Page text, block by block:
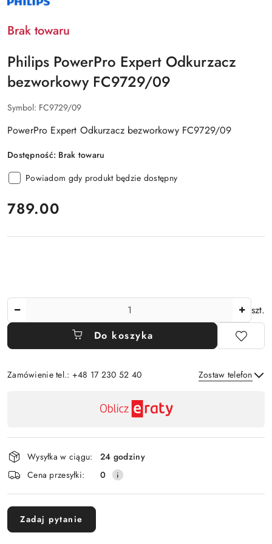
PRODUCENTA:
Brak towaru
Philips PowerPro Expert Odkurzacz
bezworkowy FC9729/09
Symbol: FC9729/09
PowerPro Expert Odkurzacz bezworkowy FC9729/09
Dostępność: Brak towaru
Powiadom gdy produkt będzie dostępny
cena:
789.00
szt.
Do koszyka
Zamówienie tel.: +48 17 230 52 40 Zostaw telefon
płatność
i
dostawa
Wysyłka w ciągu:
24 godziny
Cena przesyłki:
0
Zadaj pytanie